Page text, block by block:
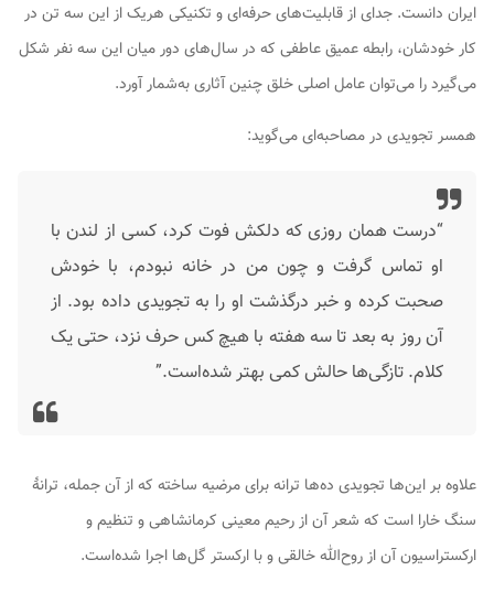
ایران دانست. جدای از قابلیت‌های حرفه‌ای و تکنیکی هریک از این سه تن در
کار خودشان، رابطه عمیق عاطفی که در سال‌های دور میان این سه نفر شکل
می‌گیرد را می‌توان عامل اصلی خلق چنین آثاری به‌شمار آورد.
همسر تجویدی در مصاحبه‌ای می‌گوید:
“درست همان روزی که دلکش فوت کرد، کسی از لندن با
او تماس گرفت و چون من در خانه نبودم، با خودش
صحبت کرده و خبر درگذشت او را به تجویدی داده بود. از
آن روز به بعد تا سه هفته با هیچ کس حرف نزد، حتی یک
کلام. تازگی‌ها حالش کمی بهتر شده‌است.”
علاوه بر این‌ها تجویدی ده‌ها ترانه برای مرضیه ساخته که از آن جمله، ترانهٔ
سنگ خارا است که شعر آن از رحیم معینی کرمانشاهی و تنظیم و
ارکستراسیون آن از روح‌الله خالقی و با ارکستر گل‌ها اجرا شده‌است.